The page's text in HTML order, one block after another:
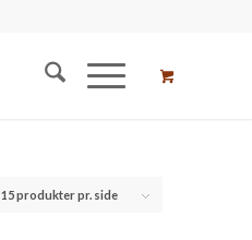
15 produkter pr. side